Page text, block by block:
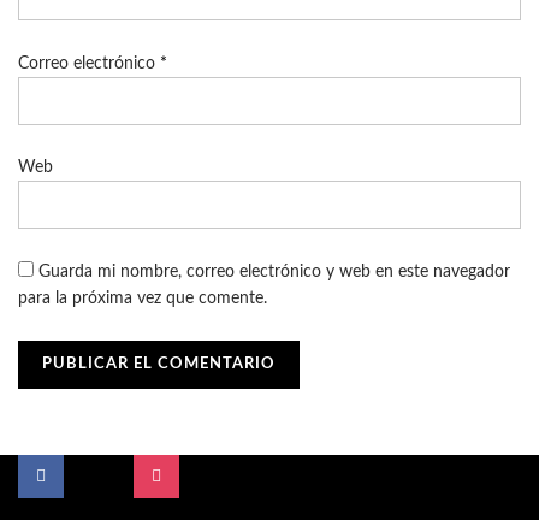
Correo electrónico *
Web
Guarda mi nombre, correo electrónico y web en este navegador
para la próxima vez que comente.